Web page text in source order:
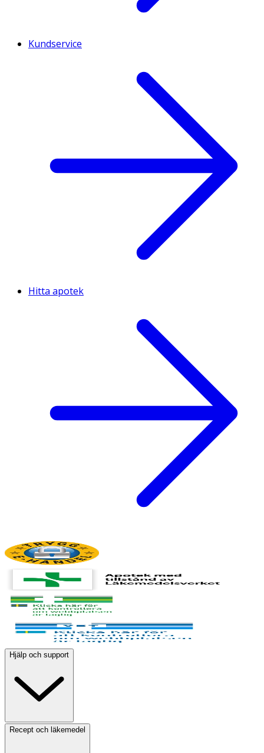
Kundservice
Hitta apotek
Hjälp och support
Recept och läkemedel